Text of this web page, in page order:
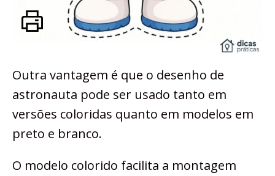
Outra vantagem é que o desenho de
astronauta pode ser usado tanto em
versões coloridas quanto em modelos em
preto e branco.
O modelo colorido facilita a montagem